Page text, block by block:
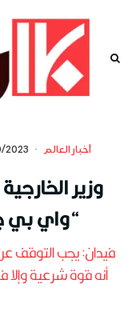
أخبار العالم ·
2023
وزير
“واي بي
فيدان: يجب التوقف
أنه قوة شرعية وإلا